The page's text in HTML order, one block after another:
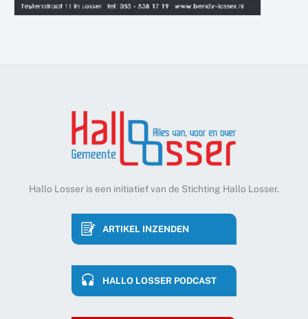
Hallo Losser is een initiatief van de Stichting Hallo Losser.
ARTIKEL INZENDEN
HALLO LOSSER PODCAST